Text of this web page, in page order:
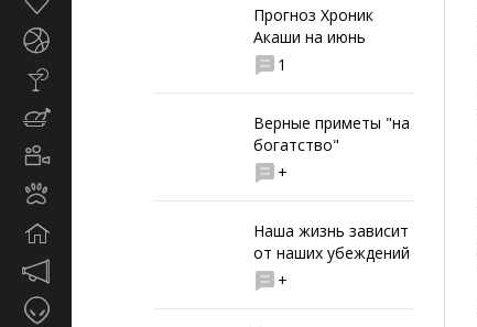
Прогноз Хроник
Акаши на июнь
1
Верные приметы "на
богатство"
+
Наша жизнь зависит
от наших убеждений
+